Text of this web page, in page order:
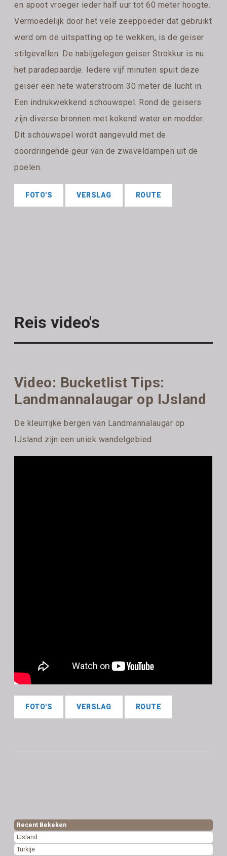
en spoot vroeger ieder half uur tot 60 meter hoogte.
Vermoedelijk door het vele zeeppoeder dat gebruikt
werd om de uitspatting op te wekken, is de geiser
stilgevallen. De nabijgelegen geiser Strokkur is nu
het paradepaardje. Iedere vijf minuten spuit deze
geiser een hete waterstroom 30 meter de lucht in.
Een indrukwekkend schouwspel. Rond de geisers
zijn diverse bronnen met kokend water en modder.
Dit schouwspel wordt aangevuld met de
doordringende geur van de zwaveldampen uit de
poelen.
FOTO'S VERSLAG ROUTE
Reis video's
Video: Bucketlist Tips:
Landmannalaugar op IJsland
De kleurrijke bergen van Landmannalaugar op
IJsland zijn een uniek wandelgebied
FOTO'S VERSLAG ROUTE
Recent Bekeken
IJsland
Turkije